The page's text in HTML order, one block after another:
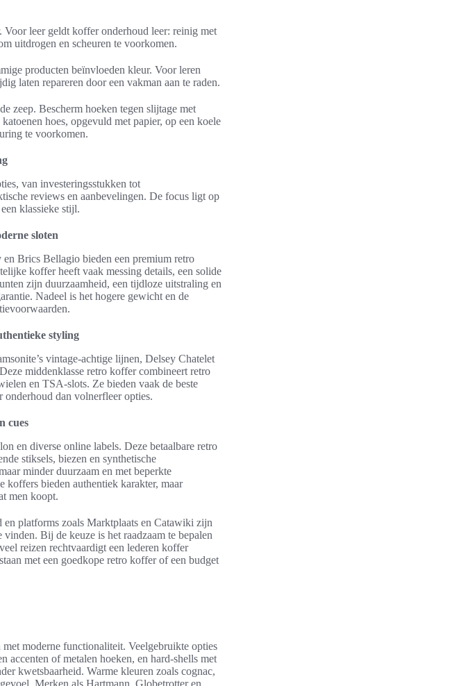
leer geldt koffer onderhoud leer: reinig met
uitdrogen en scheuren te voorkomen.
producten beïnvloeden kleur. Voor leren
laten repareren door een vakman aan te raden.
zeep. Bescherm hoeken tegen slijtage met
hoes, opgevuld met papier, op een koele
te voorkomen.
van investeringsstukken tot
reviews en aanbevelingen. De focus ligt op
klassieke stijl.
sloten
Brics Bellagio bieden een premium retro
koffer heeft vaak messing details, een solide
zijn duurzaamheid, een tijdloze uitstraling en
Nadeel is het hogere gewicht en de
styling
vintage-achtige lijnen, Delsey Chatelet
middenklasse retro koffer combineert retro
en TSA-slots. Ze bieden vaak de beste
dan volnerfleer opties.
cues
en diverse online labels. Deze betaalbare retro
stiksels, biezen en synthetische
minder duurzaam en met beperkte
koffers bieden authentiek karakter, maar
men koopt.
en platforms zoals Marktplaats en Catawiki zijn
Bij de keuze is het raadzaam te bepalen
reizen rechtvaardigt een lederen koffer
met een goedkope retro koffer of een budget
moderne functionaliteit. Veelgebruikte opties
of metalen hoeken, en hard-shells met
kwetsbaarheid. Warme kleuren zoals cognac,
Merken als Hartmann, Globetrotter en